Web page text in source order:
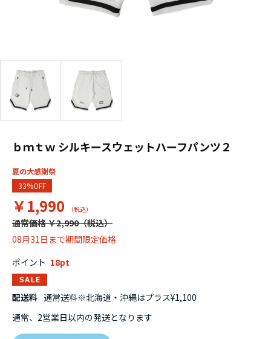
ｂｍｔｗ シルキースウェットハーフパンツ２
夏の大感謝祭
33%OFF
￥1,990
通常価格 ￥2,990
08月31日まで期間限定価格
ポイント 18
配送料 通常送料※北海道・沖縄はプラス¥1,100
通常、2営業日以内の発送となります